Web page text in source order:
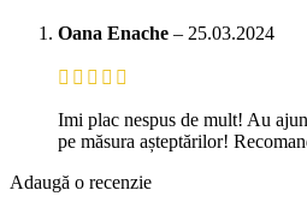
Oana Enache – 25.03.2024
Imi plac nespus de mult! Au
pe măsura așteptărilor!
Adaugă o recenzie